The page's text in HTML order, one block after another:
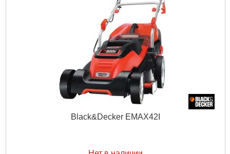
• 2 аккумулятора и зарядное устройство.
Аккумуляторная батарея: 36,0В/2,0 Ач
Подробнее...
Black&Decker EMAX42I